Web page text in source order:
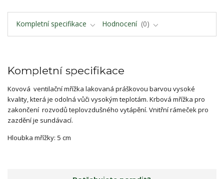
Kompletní specifikace Hodnocení 0
Kompletní specifikace
Kovová ventilační mřížka lakovaná práškovou barvou vysoké
kvality, která je odolná vůči vysokým teplotám. Krbová mřížka pro
zakončení rozvodů teplovzdušného vytápění. Vnitřní rámeček pro
zazdění je sundávací.
Hloubka mřížky: 5 cm